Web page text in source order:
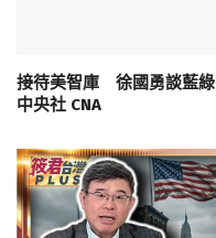
接待美智庫 徐國勇談藍
中央社 CNA